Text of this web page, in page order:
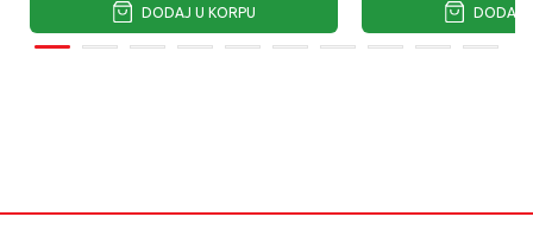
DODAJ U KORPU DODAJ